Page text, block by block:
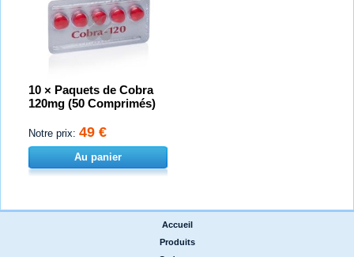
10 × Paquets de Cobra
120mg (50 Comprimés)
Notre prix: 49 €
Au panier
Accueil
Produits